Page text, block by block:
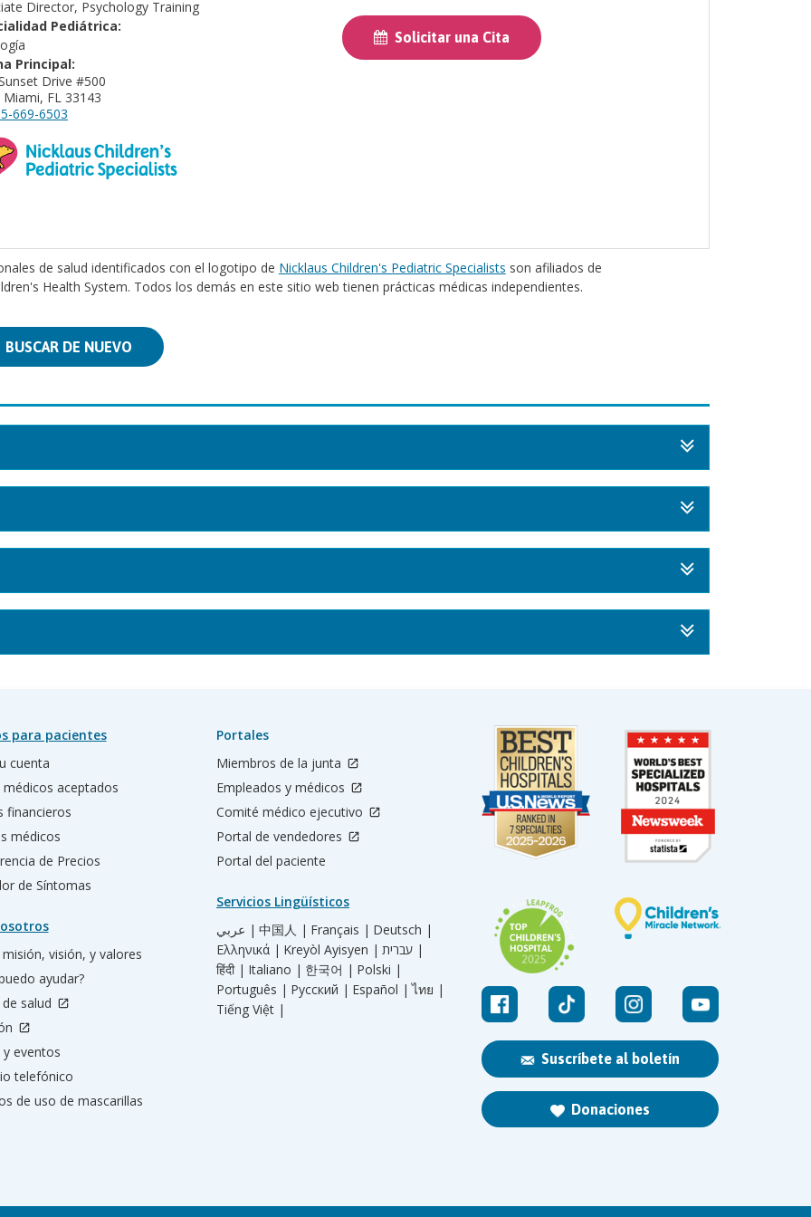
Director, Psychology Training
Pediátrica:
Principal:
Drive #500
FL 33143
669-6503
Solicitar una Cita
de salud identificados con el logotipo de Nicklaus Children's Pediatric Specialists son afiliados de
Health System. Todos los demás en este sitio web tienen prácticas médicas independientes.
BUSCAR DE NUEVO
Suscríbete al boletín
Donaciones
para pacientes
cuenta
médicos aceptados
financieros
médicos
de Precios
de Síntomas
visión, y valores
ayudar?
salud
eventos
telefónico
de uso de mascarillas
Portales
Miembros de la junta
Empleados y médicos
Comité médico ejecutivo
Portal de vendedores
Portal del paciente
Servicios Lingüísticos
عربي | 中国人 | Français | Deutsch |
Ελληνικά | Kreyòl Ayisyen |
עברית |
हिंदी | Italiano | 한국어 | Polski |
Português | Русский | Español | ไทย |
Tiếng Việt |